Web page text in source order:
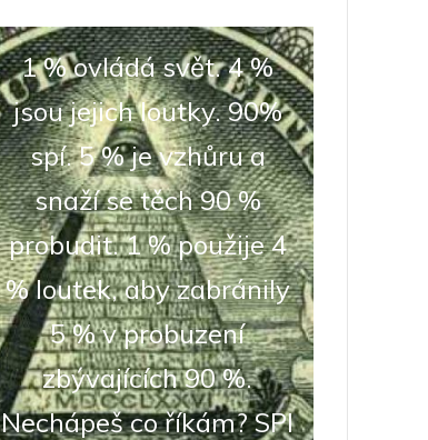
1 % ovládá svět. 4 %
jsou jejich loutky. 90%
spí. 5 % je vzhůru a
snaží se těch 90 %
probudit. 1 % použije 4
% loutek, aby zabránily
5 % v probuzení
zbývajících 90 %.
Nechápeš co říkám? SPI